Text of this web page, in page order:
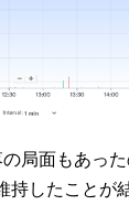
局面もあっ
持したことが